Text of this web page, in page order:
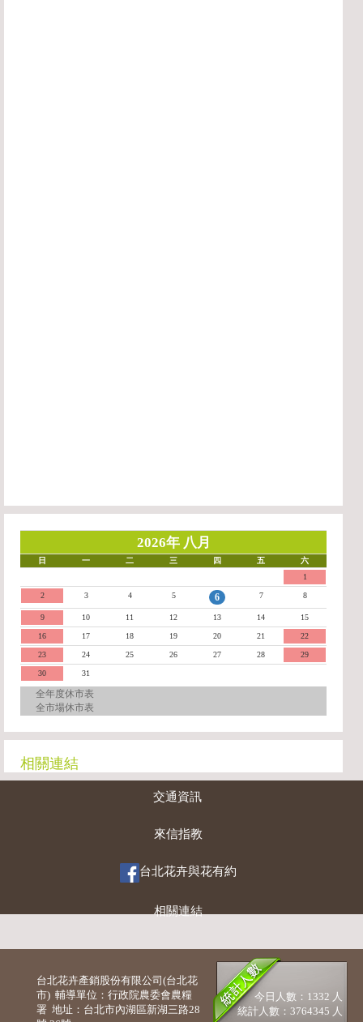
2026年 八月
日 一 二 三 四 五
六
1
2 3 4 5 6 7 8
9 10 11 12 13 14 15
16 17 18 19 20 21 22
23 24 25 26 27 28 29
30 31
全年度休市表
全市場休市表
相關連結
交通資訊
來信指教
台北花卉與花有約
相關連結
今日人數：1332 人
統計人數：3764345 人
台北花卉產銷股份有限公司(台北花
市) 輔導單位：行政院農委會農糧
署 地址：台北市內湖區新湖三路28